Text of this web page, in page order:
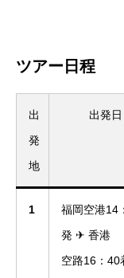
ツアー日程
出
発
地
出発日
1
福岡空港14
発 ✈ 香港
空路16：40